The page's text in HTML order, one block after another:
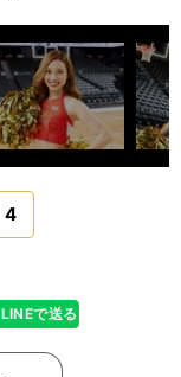
4
LINEで送る